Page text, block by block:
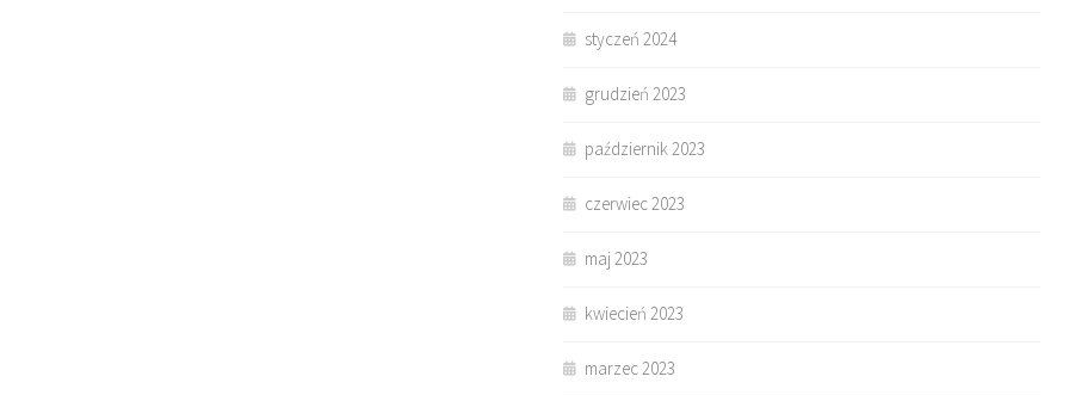
styczeń 2024
grudzień 2023
październik 2023
czerwiec 2023
maj 2023
kwiecień 2023
marzec 2023